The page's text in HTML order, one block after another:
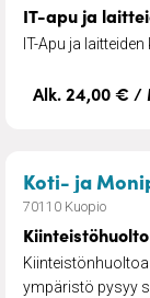
IT-apu ja
IT-Apu ja
Alk. 24,00 € /
Koti- ja
70110 Kuopio
Kiinteistöhuolto
ympäristö pysyy